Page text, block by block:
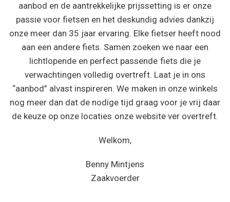
aanbod en de aantrekkelijke prijssetting is er onze
passie voor fietsen en het deskundig advies dankzij
onze meer dan 35 jaar ervaring. Elke fietser heeft nood
aan een andere fiets. Samen zoeken we naar een
lichtlopende en perfect passende fiets die je
verwachtingen volledig overtreft. Laat je in ons
“aanbod” alvast inspireren. We maken in onze winkels
nog meer dan dat de nodige tijd graag voor je vrij daar
de keuze op onze locaties onze website ver overtreft.
Welkom,
Benny Mintjens
Zaakvoerder